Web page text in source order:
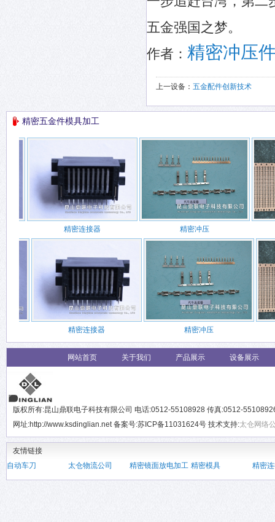
五金强国之梦。
作者： 精密冲压
上一设备： 五金配件创新技术
精密五金件模具加工
精密连接器 精密冲压
精密连接器 精密冲压
网站首页 关于我们 产品展示 设备展示
版权所有:昆山鼎联电子科技有限公司 电话:0512-55108928 传真:0512-
网址:http://www.ksdinglian.net 备案号:苏ICP备11031624号 技术支持:太仓网络
友情链接
自动车刀
太仓物流公司 精密镜面放电加工 精密模具 精密